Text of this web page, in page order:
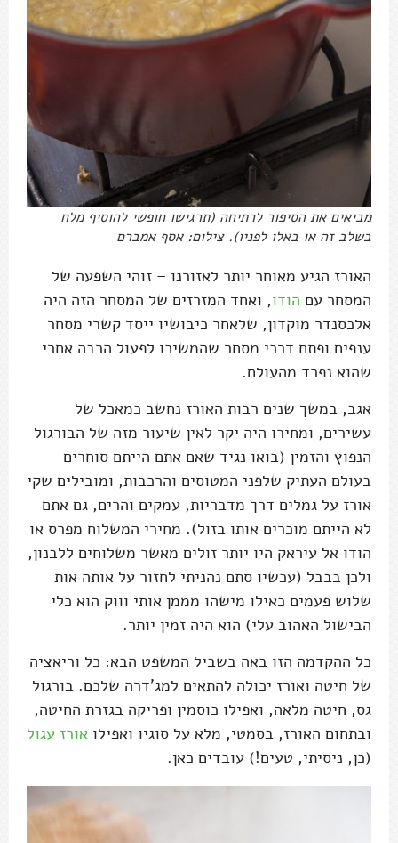
מביאים את הסיפור לרתיחה (תרגישו חופשי להוסיף מלח
בשלב זה או באלו לפניו). צילום: אסף אמברם
האורז הגיע מאוחר יותר לאזורנו – זוהי השפעה של
המסחר עם הודו, ואחד המזרזים של המסחר הזה היה
אלכסנדר מוקדון, שלאחר כיבושיו ייסד קשרי מסחר
ענפים ופתח דרכי מסחר שהמשיכו לפעול הרבה אחרי
שהוא נפרד מהעולם.
אגב, במשך שנים רבות האורז נחשב כמאכל של
עשירים, ומחירו היה יקר לאין שיעור מזה של הבורגול
הנפוץ והזמין (בואו נגיד שאם אתם הייתם סוחרים
בעולם העתיק שלפני המטוסים והרכבות, ומובילים שקי
אורז על גמלים דרך מדבריות, עמקים והרים, גם אתם
לא הייתם מוכרים אותו בזול). מחירי המשלוח מפרס או
הודו אל עיראק היו יותר זולים מאשר משלוחים ללבנון,
ולכן בבבל (עכשיו סתם נהניתי לחזור על אותה אות
שלוש פעמים כאילו מישהו מממן אותי וווק הוא כלי
הבישול האהוב עלי) הוא היה זמין יותר.
כל ההקדמה הזו באה בשביל המשפט הבא: כל וריאציה
של חיטה ואורז יכולה להתאים למג'דרה שלכם. בורגול
גס, חיטה מלאה, ואפילו כוסמין ופריקה בגזרת החיטה,
ובתחום האורז, בסמטי, מלא על סוגיו ואפילו אורז עגול
(כן, ניסיתי, טעים!) עובדים כאן.